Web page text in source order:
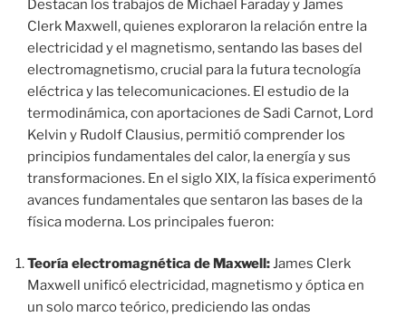
Destacan los trabajos de Michael Faraday y James
Clerk Maxwell, quienes exploraron la relación entre la
electricidad y el magnetismo, sentando las bases del
electromagnetismo, crucial para la futura tecnología
eléctrica y las telecomunicaciones. El estudio de la
termodinámica, con aportaciones de Sadi Carnot, Lord
Kelvin y Rudolf Clausius, permitió comprender los
principios fundamentales del calor, la energía y sus
transformaciones. En el siglo XIX, la física experimentó
avances fundamentales que sentaron las bases de la
física moderna. Los principales fueron:
Teoría electromagnética de Maxwell:James Clerk
Maxwell unificó electricidad, magnetismo y óptica en
un solo marco teórico, prediciendo las ondas